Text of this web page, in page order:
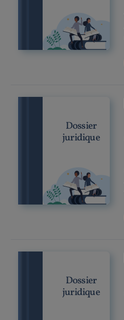
Dossier
juridique
Dossier
juridique